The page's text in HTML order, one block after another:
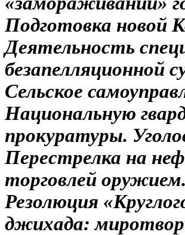
Подготовка новой
Деятельность
безапелляционной
Сельское
Национальную
прокуратуры.
Перестрелка на
торговлей
Резолюция
джихада: